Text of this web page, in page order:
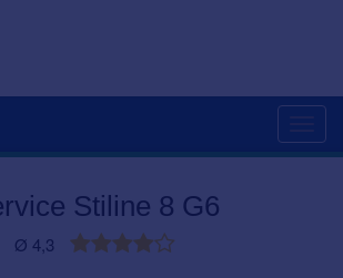
Stiline 8 G6
Ø 4,3